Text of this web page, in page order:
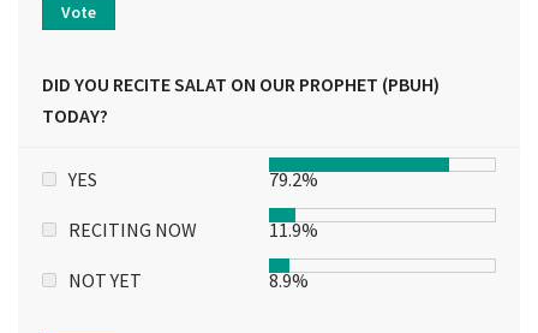
Vote
DID YOU RECITE SALAT ON OUR PROPHET (PBUH)
TODAY?
YES 79.2%
RECITING NOW 11.9%
NOT YET 8.9%